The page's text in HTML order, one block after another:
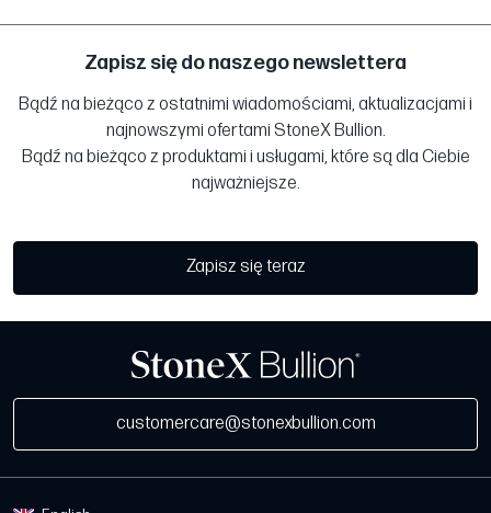
Zapisz się do naszego newslettera
Bądź na bieżąco z ostatnimi wiadomościami, aktualizacjami i
najnowszymi ofertami StoneX Bullion.
Bądź na bieżąco z produktami i usługami, które są dla Ciebie
najważniejsze.
Zapisz się teraz
customercare@stonexbullion.com